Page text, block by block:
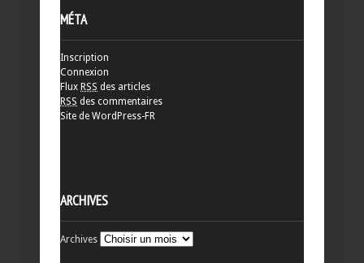
MÉTA
Inscription
Connexion
Flux RSS des articles
RSS des commentaires
Site de WordPress-FR
ARCHIVES
Archives